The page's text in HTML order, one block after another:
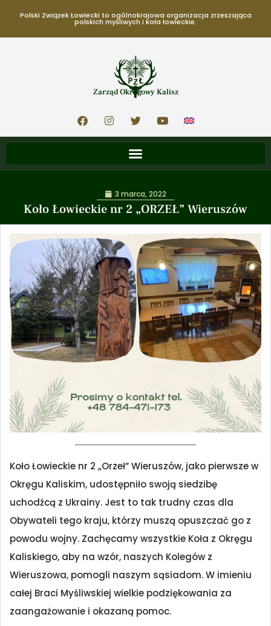
Polski Związek Łowiecki to ogólnokrajowa organizacja zrzeszająca
polskich myśliwych i koła łowieckie.
Zarząd Okręgowy Kalisz
Koło Łowieckie nr 2 „ORZEŁ” Wieruszów
3 marca, 2022
Koło Łowieckie nr 2 „Orzeł” Wieruszów, jako pierwsze w
Okręgu Kaliskim, udostępniło swoją siedzibę
uchodźcą z Ukrainy. Jest to tak trudny czas dla
Obywateli tego kraju, którzy muszą opuszczać go z
powodu wojny. Zachęcamy wszystkie Koła z Okręgu
Kaliskiego, aby na wzór, naszych Kolegów z
Wieruszowa, pomogli naszym sąsiadom. W imieniu
całej Braci Myśliwskiej wielkie podziękowania za
zaangażowanie i okazaną pomoc.